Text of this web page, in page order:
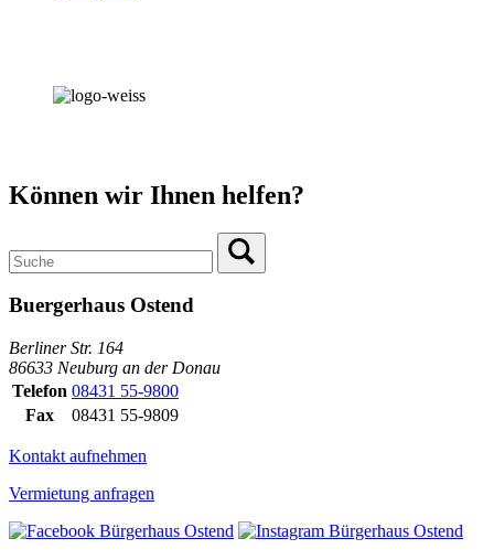
Können wir Ihnen helfen?
Buergerhaus Ostend
Berliner Str. 164
86633 Neuburg an der Donau
Telefon 08431 55-9800
Fax
08431 55-9809
Kontakt aufnehmen
Vermietung anfragen